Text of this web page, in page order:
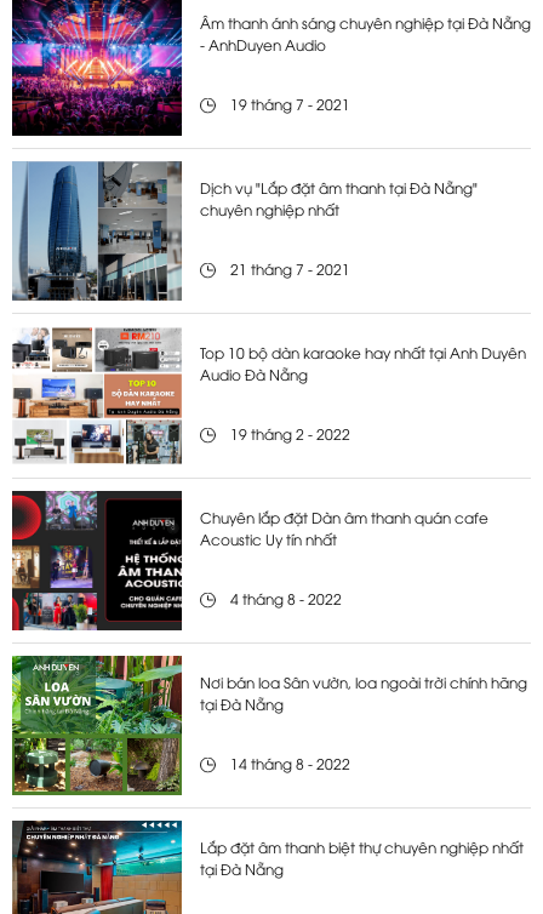
Âm thanh ánh sáng chuyên nghiệp tại Đà Nẵng
- AnhDuyen Audio
19 tháng 7 - 2021
Dịch vụ "Lắp đặt âm thanh tại Đà Nẵng"
chuyên nghiệp nhất
21 tháng 7 - 2021
Top 10 bộ dàn karaoke hay nhất tại Anh Duyên
Audio Đà Nẵng
19 tháng 2 - 2022
Chuyên lắp đặt Dàn âm thanh quán cafe
Acoustic Uy tín nhất
4 tháng 8 - 2022
Nơi bán loa Sân vườn, loa ngoài trời chính hãng
tại Đà Nẵng
14 tháng 8 - 2022
Lắp đặt âm thanh biệt thự chuyên nghiệp nhất
tại Đà Nẵng